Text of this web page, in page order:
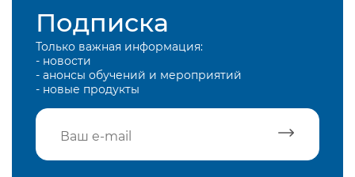
Подписка
Только важная информация:
- новости
- анонсы обучений и мероприятий
- новые продукты